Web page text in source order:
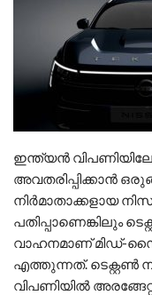
ഇന്ത്യൻ
അവതരിപ്പിക്കാൻ
നിർമാതാക്കളായ
പതിപ്പാണെങ്കിലും
വാഹനമാണ് മിഡ്-
എത്തുന്നത്. ടെക്റ്റൺ
വിപണിയിൽ